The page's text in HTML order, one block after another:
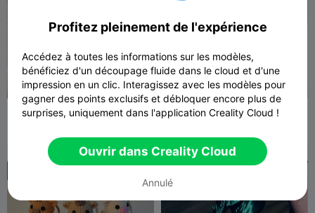
Iguane
Cliqueur anti-stress
Pikachu
Profitez pleinement de l'expérience
Accédez à toutes les informations sur les modèles,
bénéficiez d'un découpage fluide dans le cloud et d'une
impression en un clic. Interagissez avec les modèles pour
gagner des points exclusifs et débloquer encore plus de
surprises, uniquement dans l'application Creality Cloud !
Ouvrir dans Creality Cloud
Annulé